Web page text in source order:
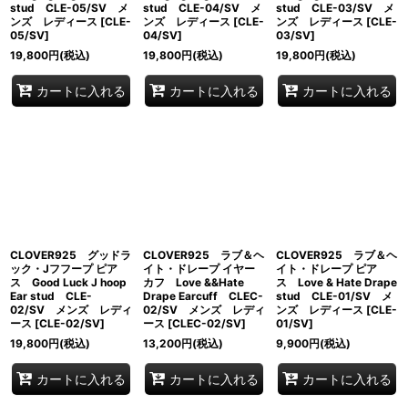
stud CLE-05/SV メ
ンズ レディース [CLE-
05/SV]
19,800円(税込)
カートに入れる
stud CLE-04/SV メ
ンズ レディース [CLE-
04/SV]
19,800円(税込)
カートに入れる
stud CLE-03/SV メ
ンズ レディース [CLE-
03/SV]
19,800円(税込)
カートに入れる
CLOVER925 グッドラ
ック・Jフフープ ピア
ス Good Luck J hoop
Ear stud CLE-
02/SV メンズ レディ
ース [CLE-02/SV]
19,800円(税込)
カートに入れる
CLOVER925 ラブ＆ヘ
イト・ドレープ イヤー
カフ Love &&Hate
Drape Earcuff CLEC-
02/SV メンズ レディ
ース [CLEC-02/SV]
13,200円(税込)
カートに入れる
CLOVER925 ラブ＆ヘ
イト・ドレープ ピア
ス Love & Hate Drape
stud CLE-01/SV メ
ンズ レディース [CLE-
01/SV]
9,900円(税込)
カートに入れる